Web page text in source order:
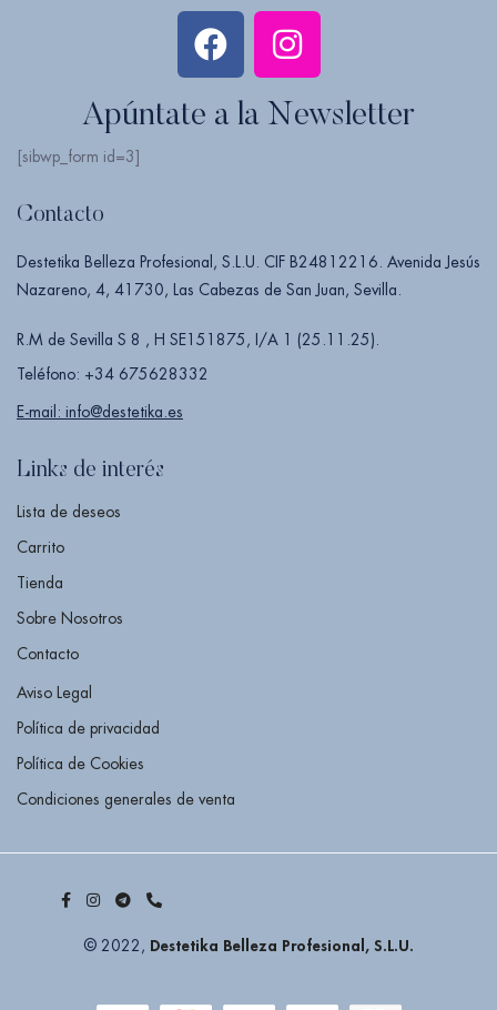
Apúntate a la Newsletter
[sibwp_form id=3]
Contacto
Destetika Belleza Profesional, S.L.U. CIF B24812216. Avenida Jesús
Nazareno, 4, 41730, Las Cabezas de San Juan, Sevilla.
R.M de Sevilla S 8 , H SE151875, I/A 1 (25.11.25).
Teléfono: +34 675628332
E-mail: info@destetika.es
Links de interés
Lista de deseos
Carrito
Tienda
Sobre Nosotros
Contacto
Aviso Legal
Política de privacidad
Política de Cookies
Condiciones generales de venta
© 2022, Destetika Belleza Profesional, S.L.U.